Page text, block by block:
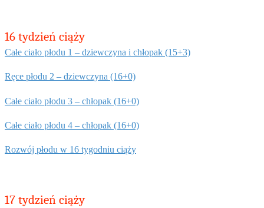
16 tydzień ciąży
Całe ciało płodu 1 – dziewczyna i chłopak (15+3)
Ręce płodu 2 – dziewczyna (16+0)
Całe ciało płodu 3 – chłopak (16+0)
Całe ciało płodu 4 – chłopak (16+0)
Rozwój płodu w 16 tygodniu ciąży
17 tydzień ciąży